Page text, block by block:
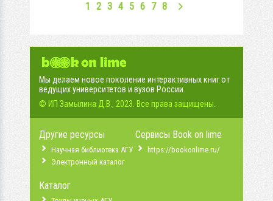
1 2 3 4 5 6 7 8
Мы делаем новое поколение интерактивных книг от
ведущих университетов и вузов России.
© ИП Замылина Д.В., 2023. Все права защищены.
Другие ресурсы
Научная библиотека АГУ
Электронный каталог
Каталог
Сервисы Book on lime
https://bookonlime.ru/